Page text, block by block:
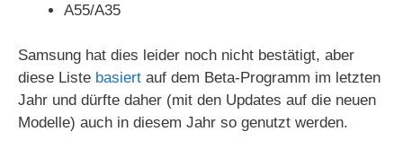
A55/A35
Samsung hat dies leider noch nicht bestätigt, aber
diese Liste basiert auf dem Beta-Programm im letzten
Jahr und dürfte daher (mit den Updates auf die neuen
Modelle) auch in diesem Jahr so genutzt werden.